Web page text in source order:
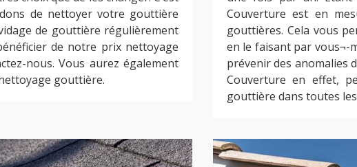
de nettoyer votre gouttière
de gouttière régulièrement
de notre prix nettoyage
nous. Vous aurez également
gouttière.
Couverture est en
gouttières. Cela vous
en le faisant par vous¬-
prévenir des anomalies
Couverture en effet,
gouttière dans toutes